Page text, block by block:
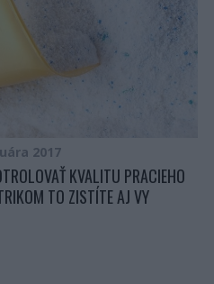
2017
KVALITU PRACIEHO
TO ZISTÍTE AJ VY